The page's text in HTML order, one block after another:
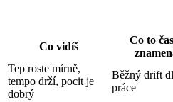
Co vidíš
Co to
Tep roste mírně,
tempo drží, pocit je
dobrý
Běžný drift
práce